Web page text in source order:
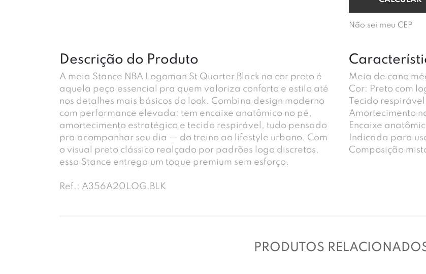
Não sei meu CEP
Meia de cano
Cor: Preto com
Tecido
Amortecimento
Encaixe
Indicada para
Composição
Descrição do Produto
A meia Stance NBA Logoman St Quarter Black na cor preto é
aquela peça essencial pra quem valoriza conforto e estilo até
nos detalhes mais básicos do look. Combina design moderno
com performance elevada: tem encaixe anatômico no pé,
amortecimento estratégico e tecido respirável, tudo pensado
pra acompanhar seu dia — do treino ao lifestyle urbano. Com
o visual preto clássico realçado por padrões logo discretos,
essa Stance entrega um toque premium sem esforço.
Ref.: A356A20LOG.BLK
PRODUTOS